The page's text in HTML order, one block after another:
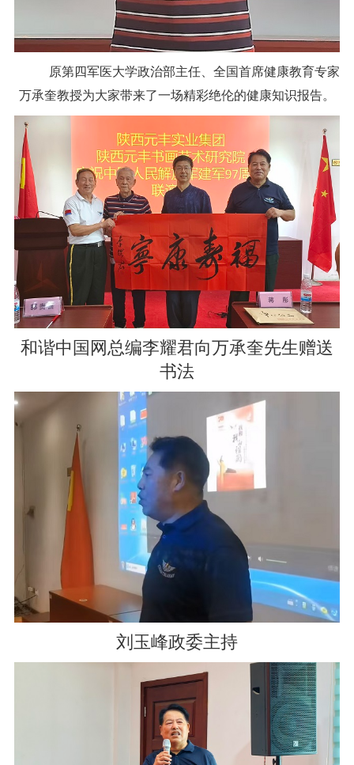
原第四军医大学政治部主任、全国首席健康教育专家
万承奎教授为大家带来了一场精彩绝伦的健康知识报告。
和谐中国网总编李耀君向万承奎先生赠送
书法
刘玉峰政委主持